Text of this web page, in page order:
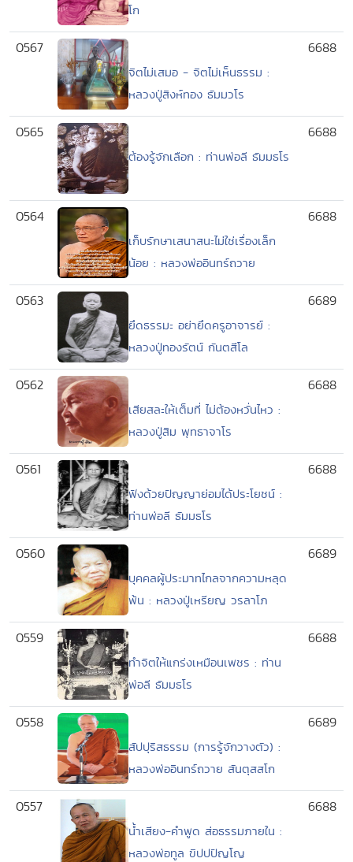
โก
0567
จิตไม่เสมอ - จิตไม่เห็นธรรม :
หลวงปู่สิงห์ทอง ธัมมวโร
6688
0565
ต้องรู้จักเลือก : ท่านพ่อลี ธัมมธโร
6688
0564
เก็บรักษาเสนาสนะไม่ใช่เรื่องเล็ก
น้อย : หลวงพ่ออินทร์ถวาย
6688
0563
ยึดธรรมะ อย่ายึดครูอาจารย์ :
หลวงปู่ทองรัตน์ กันตสีโล
6689
0562
เสียสละให้เต็มที่ ไม่ต้องหวั่นไหว :
หลวงปู่สิม พุทธาจาโร
6688
0561
ฟังด้วยปัญญาย่อมได้ประโยชน์ :
ท่านพ่อลี ธัมมธโร
6688
0560
บุคคลผู้ประมาทไกลจากความหลุด
พ้น : หลวงปู่เหรียญ วรลาโภ
6689
0559
ทำจิตให้แกร่งเหมือนเพชร : ท่าน
พ่อลี ธัมมธโร
6688
0558
สัปปุริสธรรม (การรู้จักวางตัว) :
หลวงพ่ออินทร์ถวาย สันตุสสโก
6689
0557
น้ำเสียง-คำพูด ส่อธรรมภายใน :
หลวงพ่อทูล ขิปปปัญโญ
6688